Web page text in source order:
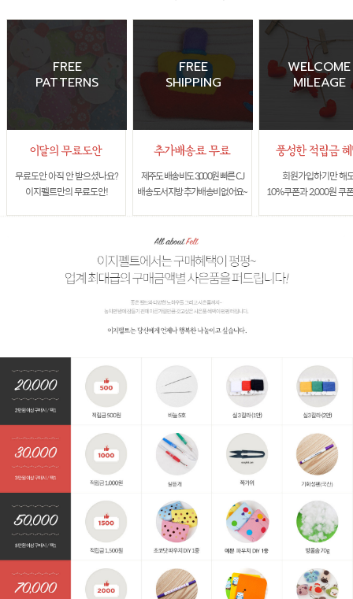
FREE
PATTERNS
무료도안 아직 안 받으셨나요?
이지펠트만의 무료도안!
FREE
SHIPPING
제주도 배송비도 3,000원 빠른 CJ
배송 도서지방 추가배송비 없어요~
WELCOME
MILEAGE
회원가입하기만 해
10%쿠폰과 2,000원 쿠